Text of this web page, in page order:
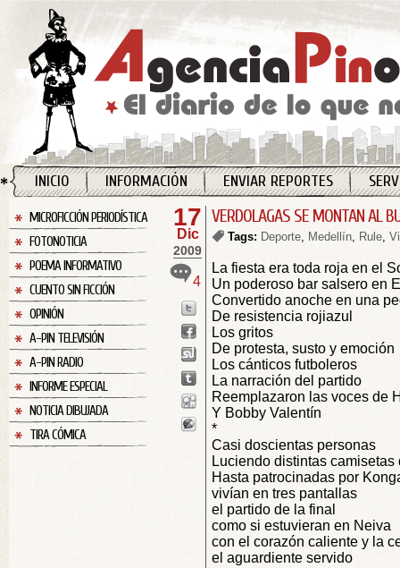
INICIO INFORMACIÓN ENVIAR REPORTES
MICROFICCIÓN PERIODÍSTICA
FOTONOTICIA
POEMA INFORMATIVO
CUENTO SIN FICCIÓN
OPINIÓN
A-PIN TELEVISIÓN
A-PIN RADIO
INFORME ESPECIAL
NOTICIA DIBUJADA
TIRA CÓMICA
17
Dic
2009
4
VERDOLAGAS SE MONTAN AL
Tags: Deporte, Medellín, Rule,
La fiesta era toda roja en el
Un poderoso bar salsero en
Convertido anoche en una
De resistencia rojiazul
Los gritos
De protesta, susto y emoción
Los cánticos futboleros
La narración del partido
Reemplazaron las voces de
Y Bobby Valentín
*
Casi doscientas personas
Luciendo distintas camisetas
Hasta patrocinadas por
vivían en tres pantallas
el partido de la final
como si estuvieran en Neiva
con el corazón caliente y la
el aguardiente servido